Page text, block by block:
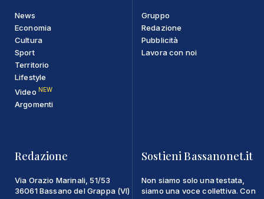
News
Economia
Cultura
Sport
Territorio
Lifestyle
Video NEW
Argomenti
Gruppo
Redazione
Pubblicità
Lavora con noi
Redazione
Via Orazio Marinali, 51/53
36061 Bassano del Grappa (VI)
Sostieni Bassanonet.it
Non siamo solo una testata,
siamo una voce collettiva. Con